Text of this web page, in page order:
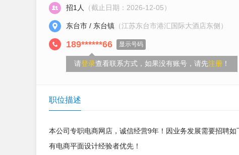
招1人 （截止日期：2026-12-05）
东台市 / 东台镇 （江苏东台市港汇国际大酒店东侧）
189******66 显示号码
请登录查看联系方式，如果没有账号，请先注册 ！
职位描述
本公司专职电商网店，诚信经营9年！因业务发展需要招聘
有电商平面设计经验者优先！